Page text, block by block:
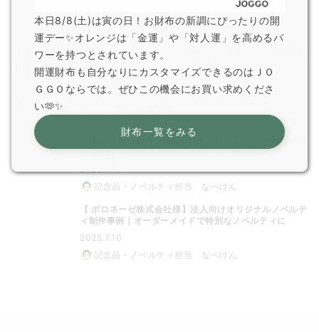
【 ムーヴ株式会社様】法人向けオリジナルノベルティ制作事例
｜オーダーメイドで特別なノベルティに
2025.7.10
記念品・ノベルティ担当 なべけん
【株式会社Lulu Vision様】オリジナルグッズ制作事例
｜名入れ・ロゴ対応でオリジナルグッズに最適
2025.7.10
記念品・ノベルティ担当 なべけん
【 ボロネーゼ株式会社様】法人向けオリジナルノベルテ
ィ制作事例｜オーダーメイドで特別なノベルティに
2025.7.10
記念品・ノベルティ担当 なべけん
本日8/8(土)は寅の日！お財布の新調にぴったりの開
運デー✨オレンジは「金運」や「対人運」を高めるパ
ワーを持つとされています。
開運財布も自分なりにカスタマイズできるのはＪＯ
ＧＧＯならでは。ぜひこの機会にお買い求めくださ
い🫶✨
財布一覧をみる